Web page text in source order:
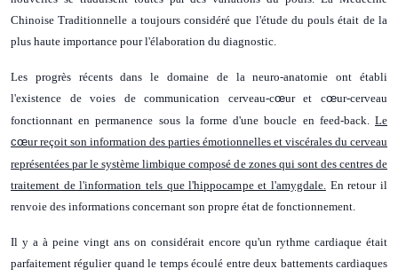
Chinoise Traditionnelle a toujours considéré que l'étude du pouls était de la
plus haute importance pour l'élaboration du diagnostic.
Les progrès récents dans le domaine de la neuro-anatomie ont établi
l'existence de voies de communication cerveau-cœur et cœur-cerveau
fonctionnant en permanence sous la forme d'une boucle en feed-back. Le
cœur reçoit son information des parties émotionnelles et viscérales du cerveau
représentées par le système limbique composé de zones qui sont des centres de
traitement de l'information tels que l'hippocampe et l'amygdale.En retour il
renvoie des informations concernant son propre état de fonctionnement.
Il y a à peine vingt ans on considérait encore qu'un rythme cardiaque était
parfaitement régulier quand le temps écoulé entre deux battements cardiaques